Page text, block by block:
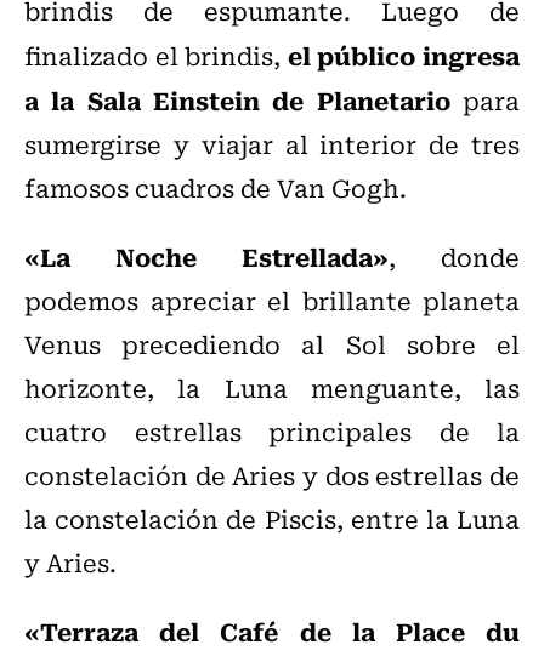
brindis de espumante. Luego de
finalizado el brindis, el público ingresa
a la Sala Einstein de Planetariopara
sumergirse y viajar al interior de tres
famosos cuadros de Van Gogh.
«La Noche Estrellada», donde
podemos apreciar el brillante planeta
Venus precediendo al Sol sobre el
horizonte, la Luna menguante, las
cuatro estrellas principales de la
constelación de Aries y dos estrellas de
la constelación de Piscis, entre la Luna
y Aries.
«Terraza del Café de la Place du